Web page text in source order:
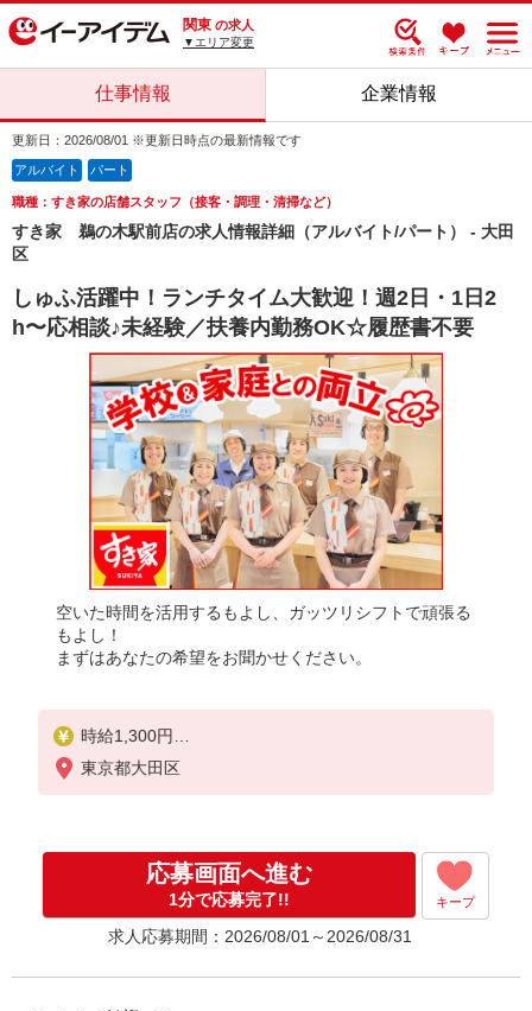
関東 の求人
▼エリア変更
仕事情報 企業情報
更新日：2026/08/01 ※更新日時点の最新情報です
アルバイト パート
職種：すき家の店舗スタッフ（接客・調理・清掃など）
すき家 鵜の木駅前店の求人情報詳細（アルバイト/パート） - 大田
区
しゅふ活躍中！ランチタイム大歓迎！週2日・1日2
h〜応相談♪未経験／扶養内勤務OK☆履歴書不要
空いた時間を活用するもよし、ガッツリシフトで頑張る
もよし！
まずはあなたの希望をお聞かせください。
時給1,300円
※22:00〜翌5:00：時給1,625円
※高校生時給1,230円
東京都大田区
応募画面へ進む
1分で応募完了!! キープ
求人応募期間：2026/08/01～2026/08/31